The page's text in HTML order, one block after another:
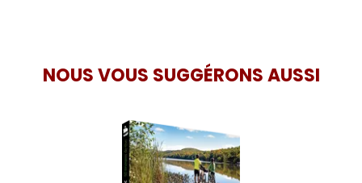
NOUS VOUS SUGGÉRONS AUSSI